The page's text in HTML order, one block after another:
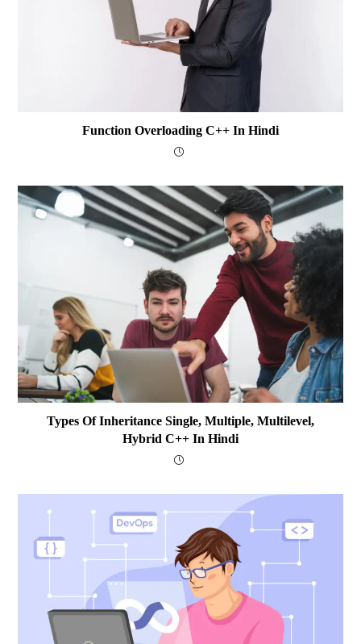
Function Overloading C++ In Hindi
Types Of Inheritance Single, Multiple, Multilevel,
Hybrid C++ In Hindi